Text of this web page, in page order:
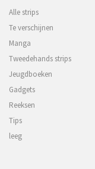
Alle strips
Te verschijnen
Manga
Tweedehands strips
Jeugdboeken
Gadgets
Reeksen
Tips
leeg